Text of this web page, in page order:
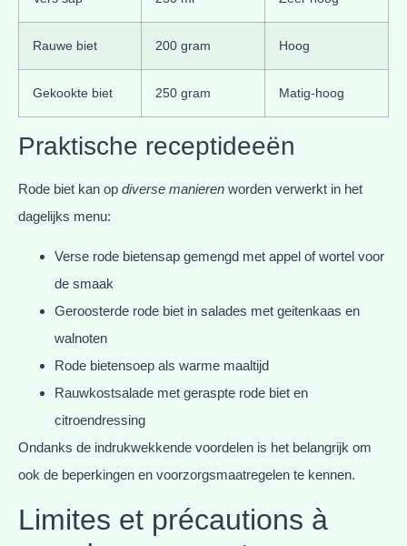
Rauwe biet 200 gram Hoog
Gekookte biet 250 gram Matig-hoog
Praktische receptideeën
Rode biet kan op diverse manieren worden verwerkt in het
dagelijks menu:
Verse rode bietensap gemengd met appel of wortel voor
de smaak
Geroosterde rode biet in salades met geitenkaas en
walnoten
Rode bietensoep als warme maaltijd
Rauwkostsalade met geraspte rode biet en
citroendressing
Ondanks de indrukwekkende voordelen is het belangrijk om
ook de beperkingen en voorzorgsmaatregelen te kennen.
Limites et précautions à